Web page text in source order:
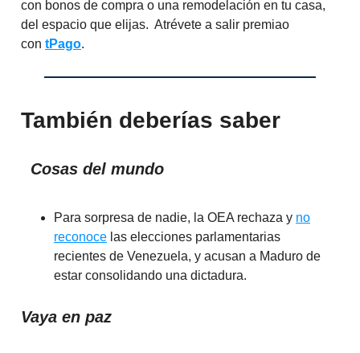
con bonos de compra o una remodelación en tu casa,
del espacio que elijas. Atrévete a salir premiao
con tPago.
También deberías saber
Cosas del mundo
Para sorpresa de nadie, la OEA rechaza y no
reconoce las elecciones parlamentarias
recientes de Venezuela, y acusan a Maduro de
estar consolidando una dictadura.
Vaya en paz